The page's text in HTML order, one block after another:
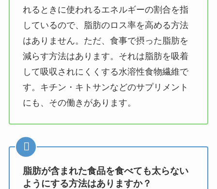
れるときに使われるエネルギーの割合を指
しているので、脂肪のロス率を高める方法
はありません。ただ、食事で摂った脂肪を
減らす方法はあります。それは脂肪を吸着
して吸収されにくくする水溶性食物繊維で
す。キチン・キトサンなどのサプリメント
にも、その働きがあります。
脂肪が含まれた食品を食べても太らない
ようにする方法はありますか？